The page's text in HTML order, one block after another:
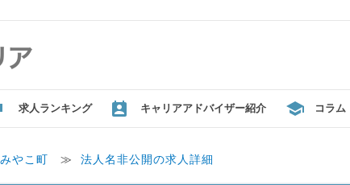
求人ランキング キャリアアドバイザー紹介 コラム
やこ町 ≫ 法人名非公開の求人詳細